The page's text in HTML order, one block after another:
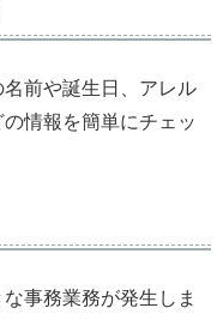
前や誕生日、アレル
情報を簡単にチェッ
事務業務が発生しま